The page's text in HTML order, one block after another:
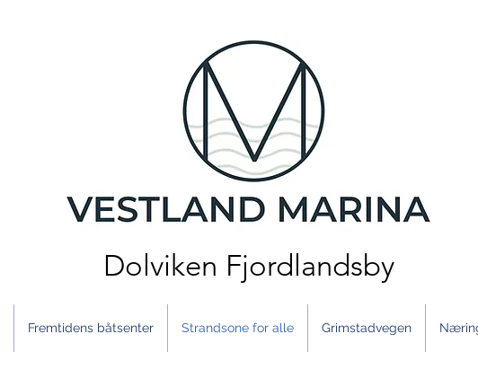
Dolviken Fjordlandsby
Fremtidens båtsenter Strandsone for alle Grimstadvegen